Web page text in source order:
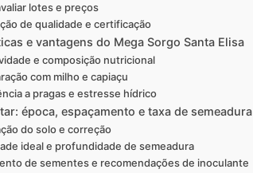
lotes e preços
de qualidade e certificação
e vantagens do Mega Sorgo Santa Elisa
e composição nutricional
com milho e capiaçu
a pragas e estresse hídrico
época, espaçamento e taxa de semeadura
do solo e correção
ideal e profundidade de semeadura
de sementes e recomendações de inoculante